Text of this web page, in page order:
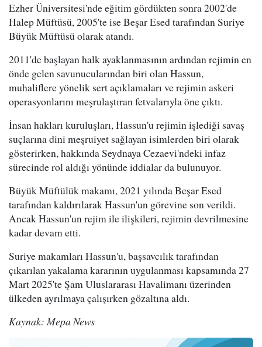
Ezher Üniversitesi'nde eğitim gördükten sonra 2002'de
Halep Müftüsü, 2005'te ise Beşar Esed tarafından Suriye
Büyük Müftüsü olarak atandı.
2011'de başlayan halk ayaklanmasının ardından rejimin en
önde gelen savunucularından biri olan Hassun,
muhaliflere yönelik sert açıklamaları ve rejimin askeri
operasyonlarını meşrulaştıran fetvalarıyla öne çıktı.
İnsan hakları kuruluşları, Hassun'u rejimin işlediği savaş
suçlarına dini meşruiyet sağlayan isimlerden biri olarak
gösterirken, hakkında Seydnaya Cezaevi'ndeki infaz
sürecinde rol aldığı yönünde iddialar da bulunuyor.
Büyük Müftülük makamı, 2021 yılında Beşar Esed
tarafından kaldırılarak Hassun'un görevine son verildi.
Ancak Hassun'un rejim ile ilişkileri, rejimin devrilmesine
kadar devam etti.
Suriye makamları Hassun'u, başsavcılık tarafından
çıkarılan yakalama kararının uygulanması kapsamında 27
Mart 2025'te Şam Uluslararası Havalimanı üzerinden
ülkeden ayrılmaya çalışırken gözaltına aldı.
Kaynak: Mepa News